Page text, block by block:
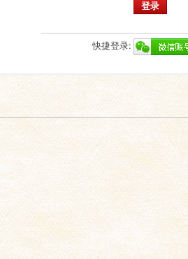
登录
快捷登录: